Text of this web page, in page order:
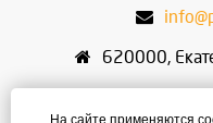
620000,
На сайте применяются